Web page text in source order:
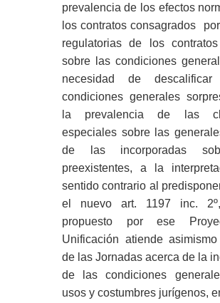
prevalencia de los efectos
los contratos consagrados
regulatorias de los
sobre las condiciones
necesidad de
condiciones generales
la prevalencia de las
especiales sobre las
de las incorporadas
preexistentes, a la
sentido contrario al
el nuevo art. 1197 inc.
propuesto por ese
Unificación atiende
de las Jornadas acerca de la
de las condiciones
usos y costumbres jurígenos,